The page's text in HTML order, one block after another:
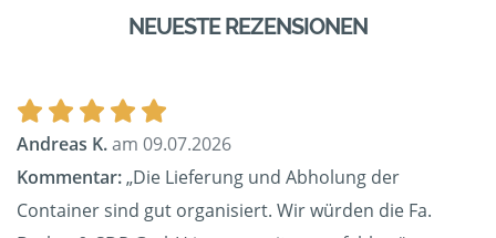
NEUESTE REZENSIONEN
Andreas K.am 09.07.2026
Kommentar:„Die Lieferung und Abholung der
Container sind gut organisiert. Wir würden die Fa.